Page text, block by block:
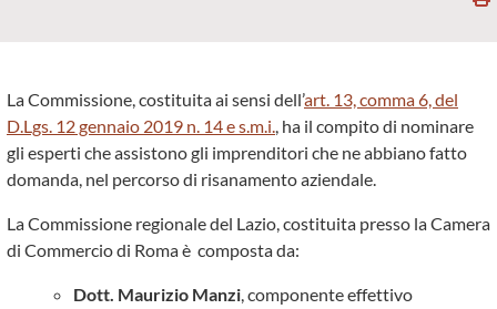
Roma
La Commissione, costituita ai sensi dell’art. 13, comma 6, del
D.Lgs. 12 gennaio 2019 n. 14 e s.m.i., ha il compito di nominare
gli esperti che assistono gli imprenditori che ne abbiano fatto
domanda, nel percorso di risanamento aziendale.
La Commissione regionale del Lazio, costituita presso la Camera
di Commercio di Roma è composta da:
Dott. Maurizio Manzi, componente effettivo